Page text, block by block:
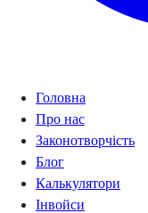
Головна
Про нас
Законотворчість
Блог
Калькулятори
Інвойси